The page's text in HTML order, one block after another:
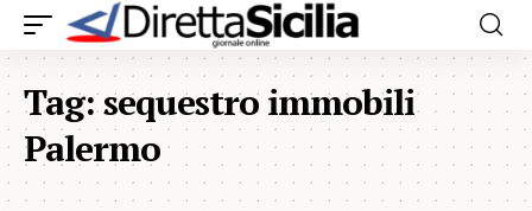
Tag:sequestro immobili
Palermo